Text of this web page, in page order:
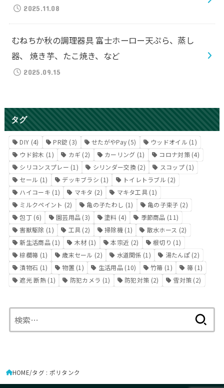
2025.11.08
むねちか秋の調理器具 富士ホーロー天ぷら、蒸し
器、 焼き芋、たこ焼き、など
2025.09.15
タグ
DIY (4) PR錠 (3) せたがやPay (5) ウッドオイル (1)
ウド鈴木 (1) カギ (2) カーリング (1) コロナ対策(4)
シリコンスプレー (1) シリンダー交換(2) スコップ(1)
セール (1) デッキブラシ (1) トイレトラブル (2)
ハイコーキ (1) マキタ (2) マキタ工具 (1)
ミルクペイント (2) 亀の子たわし (1) 亀の子束子 (2)
包丁 (6) 園芸用品 (3) 塗料 (4) 季節商品 (11)
害獣駆除 (1) 工具 (2) 掃除機(1) 散水ホース (2)
新生活商品(1) 木材(1) 本宗近 (2) 根切り (1)
棕櫚箒 (1) 歳末セール (2) 水道関係 (1) 湯たんぽ(2)
漬物石 (1) 物置 (1) 生活用品(10) 竹箒 (1) 箒(1)
遮光 断熱(1) 防犯カメラ (1) 防犯対策 (2) 雪対策 (2)
索:
HOME タグ : ポリタンク